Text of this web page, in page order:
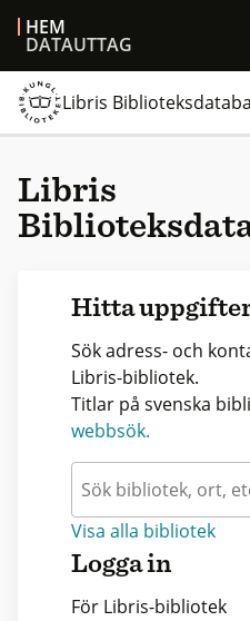
HEM
DATAUTTAG
Libris
Libris
Hitta
Sök adress- och
Libris-bibliotek.
Titlar på svenska
webbsök.
Visa alla bibliotek
Logga in
För Libris-bibliotek